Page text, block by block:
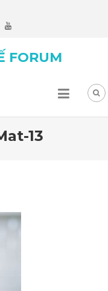
FORUM
13